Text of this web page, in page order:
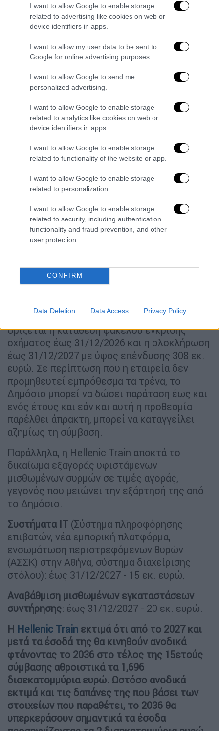
I want to allow Google to enable storage
related to advertising like cookies on web or
device identifiers in apps.
I want to allow my user data to be sent to
Google for online advertising purposes.
I want to allow Google to send me
personalized advertising.
I want to allow Google to enable storage
related to analytics like cookies on web or
device identifiers in apps.
I want to allow Google to enable storage
related to functionality of the website or app.
I want to allow Google to enable storage
related to personalization.
I want to allow Google to enable storage
related to security, including authentication
functionality and fraud prevention, and other
user protection.
CONFIRM
Data Deletion Data Access Privacy Policy
Αναλυτικά οι επενδυτικές δεσμεύσεις της
ΗΤ που αναφέρονται είναι οι εξής:
Απόκτηση και δρομολόγηση ETR470 (5
μονάδες): έως 31/12/2022 - επένδυση 58 εκ.
Αναβάθμιση - ανάταξη ETR470 (5 μονάδες):
έως 31/12/2029 – επένδυση 19 εκ. ευρώ.
Απόκτηση και δρομολόγηση νέων
ηλεκτροκίνητων τρένων (23 μονάδες):
Ορίζεται η κατάθεση φακέλου έγκρισης
οχήματος έως 31/12/2026 και η ολοκλήρωση
έως 31/12/2027 με ύψος επένδυσης 308 εκ.
ευρώ. Σε περίπτωση που η εταιρεία δεν
προμηθευτεί εμπρόθεσμα τα τρένα, το
Δημόσιο μπορεί να δώσει παράταση έως και
ενός έτους και εάν και αυτή η προθεσμία
παρέλθει άπρακτη, μπορεί να καταγγείλει
αζημίως τη σύμβαση.
Παράλληλα, η Hellenic Train αποκτά το
δικαίωμα εξαγοράς υφιστάμενων
μισθωμένων συρμών σε τιμές αγοράς,
γεγονός που μειώνει την εξάρτησή της από
το Δημόσιο.
Συστήματα IT (Σύστημα πληροφόρησης
επιβατών, νέα εμπορική πλατφόρμα,
ενσωμάτωση περιστρεφόμενων θυρών
(ΑΣΣΚ) στην Αθήνα, σύστημα διαχείρισης
στόλου): έως 31/12/2027 - 15 εκ. ευρώ.
Αναβάθμιση μισθωμένων εγκαταστάσεων
συντήρησης: έως 31/12/2027 - 20 εκ. ευρώ.
Η Ηellenic Train εκτιμά ότι από το 2027 και
μετά τα έσοδά της θα κινηθούν ανοδικά
φτάνοντας το 2036 στο τέλος της 15ετούς
σύμβασης αθροιστικά τα 1,696
δισεκατομμύρια ευρώ. Ωστόσο ανοδικά
εκτιμά και τις δαπάνες της που βάσει των
στοιχείων που παραθέτει, το 2036 θα
υπερκεράσουν σημαντικά τα έσοδα